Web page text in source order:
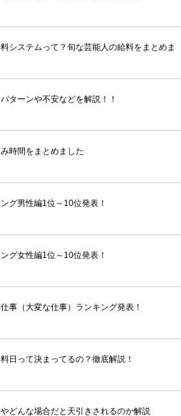
システムって？旬な芸能人の給料をまとめま
ターンや不安などを解説！！
時間をまとめました
グ男性編1位～10位発表！
グ女性編1位～10位発表！
事（大変な仕事）ランキング発表！
日って決まってるの？徹底解説！
どんな場合だと天引きされるのか解説